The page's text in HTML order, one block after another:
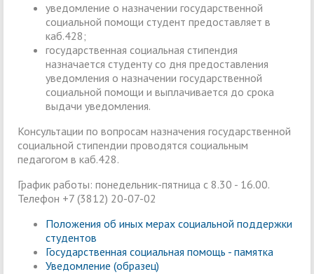
уведомление о назначении государственной
социальной помощи студент предоставляет в
каб.428;
государственная социальная стипендия
назначается студенту со дня предоставления
уведомления о назначении государственной
социальной помощи и выплачивается до срока
выдачи уведомления.
Консультации по вопросам назначения государственной
социальной стипендии проводятся социальным
педагогом в каб.428.
График работы: понедельник-пятница с 8.30 - 16.00.
Телефон +7 (3812) 20-07-02
Положения об иных мерах социальной поддержки
студентов
Государственная социальная помощь - памятка
Уведомление (образец)